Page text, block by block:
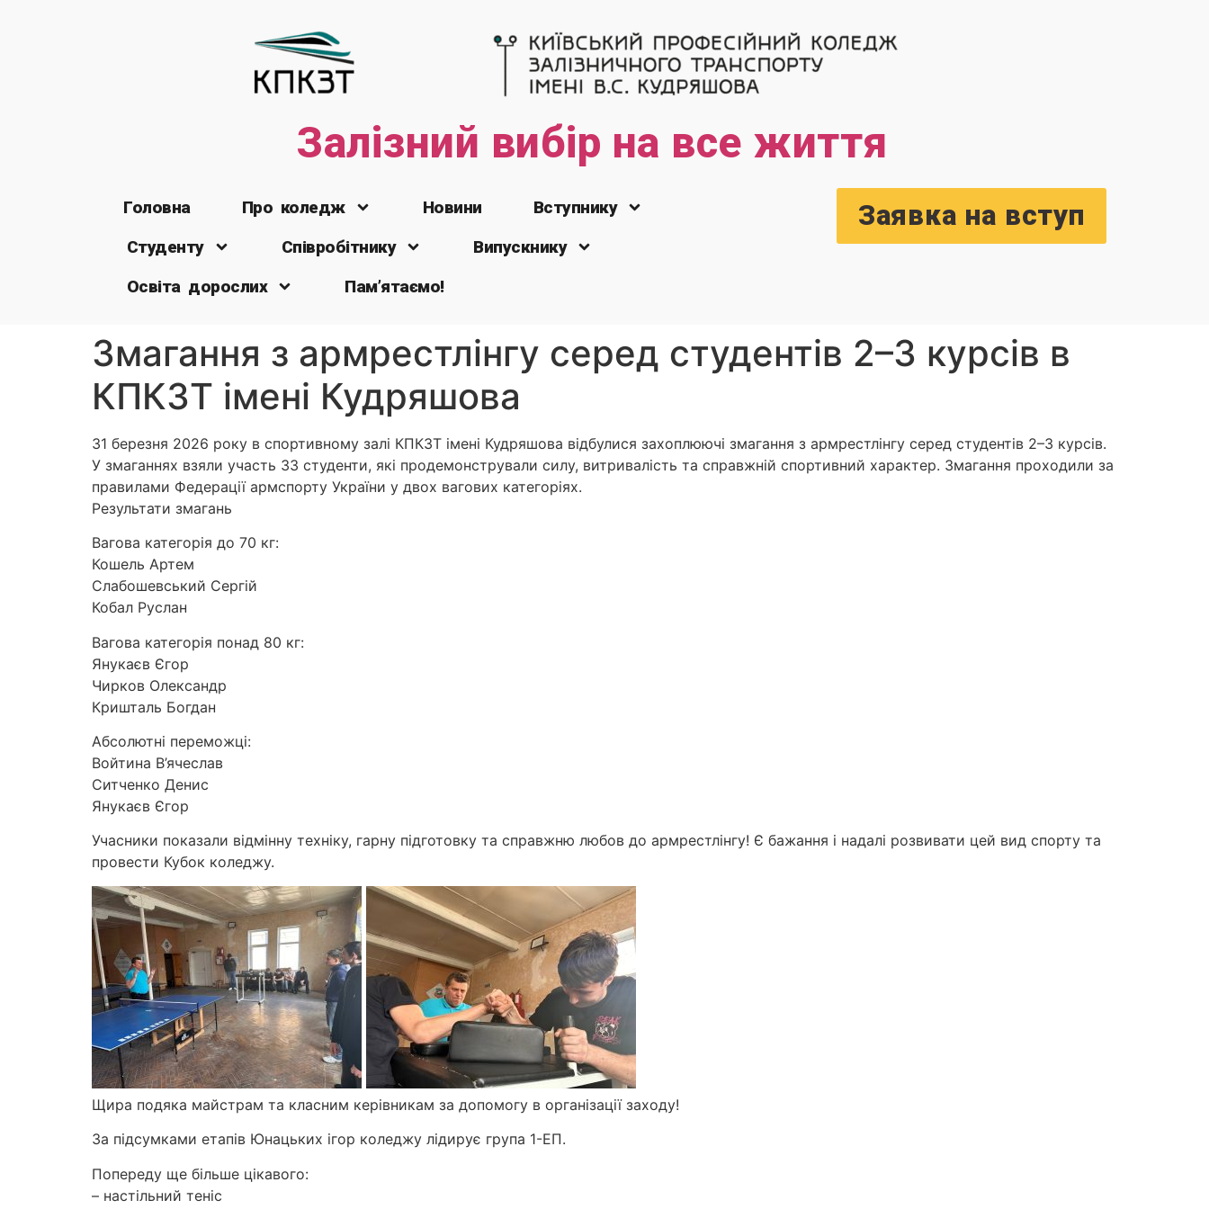
Залізний вибір на все життя
Головна Про коледж Новини
Вступнику
Студенту
Співробітнику
Випускнику
Освіта дорослих
Пам’ятаємо!
Заявка на вступ
Змагання з армрестлінгу серед студентів 2–3 курсів в
КПКЗТ імені Кудряшова
31 березня 2026 року в спортивному залі КПКЗТ імені Кудряшова відбулися захоплюючі змагання з армрестлінгу серед студентів 2–3 курсів.
У змаганнях взяли участь 33 студенти, які продемонстрували силу, витривалість та справжній спортивний характер. Змагання проходили за
правилами Федерації армспорту України у двох вагових категоріях.
Результати змагань
Вагова категорія до 70 кг:
Кошель Артем
Слабошевський Сергій
Кобал Руслан
Вагова категорія понад 80 кг:
Янукаєв Єгор
Чирков Олександр
Кришталь Богдан
Абсолютні переможці:
Войтина В’ячеслав
Ситченко Денис
Янукаєв Єгор
Учасники показали відмінну техніку, гарну підготовку та справжню любов до армрестлінгу! Є бажання і надалі розвивати цей вид спорту та
провести Кубок коледжу.
Щира подяка майстрам та класним керівникам за допомогу в організації заходу!
За підсумками етапів Юнацьких ігор коледжу лідирує група 1-ЕП.
Попереду ще більше цікавого:
– настільний теніс